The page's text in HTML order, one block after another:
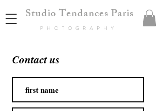
PHOTOGRAPHY
Studio Tendances Paris
Contact us